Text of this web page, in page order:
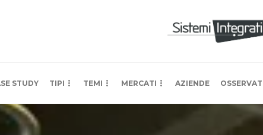
STUDY TIPI TEMI MERCATI AZIENDE